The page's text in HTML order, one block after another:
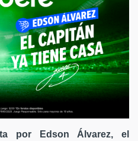
por Edson Álvarez, el